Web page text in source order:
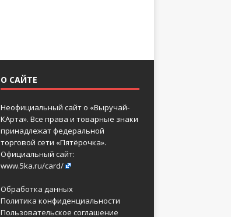
О САЙТЕ
Неофициальный сайт о «Выручай-
КАрта». Все права и товарные знаки
принадлежат федеральной
торговой сети «Пятёрочка».
Официальный сайт:
www.5ka.ru/card/
Обработка данных
Политика конфиденциальности
Пользовательское соглашение